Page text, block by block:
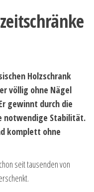
Holzschrank
völlig ohne Nägel
gewinnt durch die
notwendige Stabilität.
komplett ohne
seit tausenden von